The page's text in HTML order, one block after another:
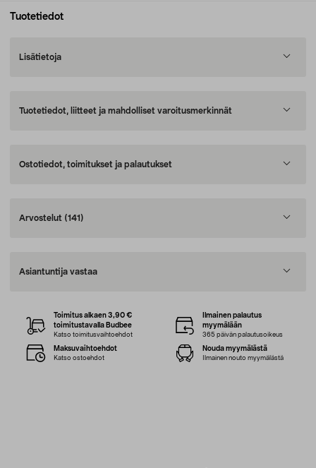
Tuotetiedot
Lisätietoja
Tuotetiedot, liitteet ja mahdolliset varoitusmerkinnät
Ostotiedot, toimitukset ja palautukset
Arvostelut (141)
Asiantuntija vastaa
Toimitus alkaen 3,90 €
toimitustavalla Budbee
Katso toimitusvaihtoehdot
Ilmainen palautus
myymälään
365 päivän palautusoikeus
Maksuvaihtoehdot
Katso ostoehdot
Nouda myymälästä
Ilmainen nouto myymälästä